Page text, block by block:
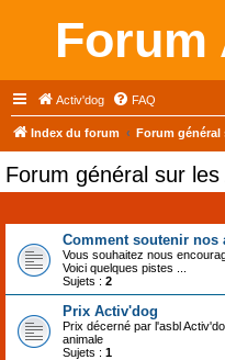
Forum
Activ'dog FAQ
Index du forum Forum général
Forum général sur les
Comment soutenir nos
Vous souhaitez nous
Voici quelques pistes ...
Sujets : 2
Prix Activ'dog
Prix décerné par l'asbl
animale
Sujets : 1